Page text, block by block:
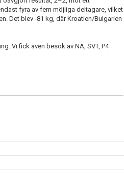
fyra av fem möjliga deltagare, vilket
Det blev -81 kg, där Kroatien/Bulgarien
Vi fick även besök av NA, SVT, P4